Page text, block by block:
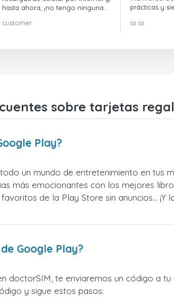
hasta ahora, ¡no tengo ninguna
customer
prácticas y
ss ss
sobre tarjetas
Play?
un mundo de entretenimiento en tus
más emocionantes con los mejores
de la Play Store sin anuncios…
Google Play?
doctorSIM, te enviaremos un código a
y sigue estos pasos: